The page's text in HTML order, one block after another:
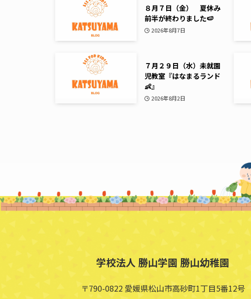
８月７日（金） 夏休み
前半が終わりました🍉
2026年8月7日
７月２９日（水）未就園
児教室『はなまるランド
👶』
2026年8月2日
学校法人 勝山学園 勝山幼稚園
〒790-0822 愛媛県松山市高砂町1丁目5番12号